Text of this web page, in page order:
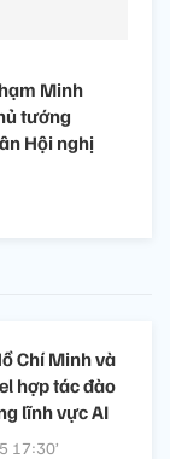
Minh
tướng
Hội nghị
Chí Minh và
hợp tác đào
lĩnh vực AI
17:30’